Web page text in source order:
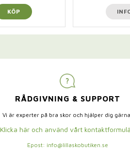
KÖP
RÅDGIVNING & SUPPORT
Vi är experter på bra skor och hjälper dig
Klicka här och använd vårt
Epost: info@lillaskobutiken.se